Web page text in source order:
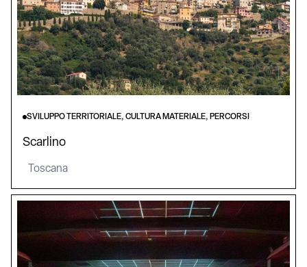
SVILUPPO TERRITORIALE, CULTURA MATERIALE, PERCORSI
Scarlino
Toscana